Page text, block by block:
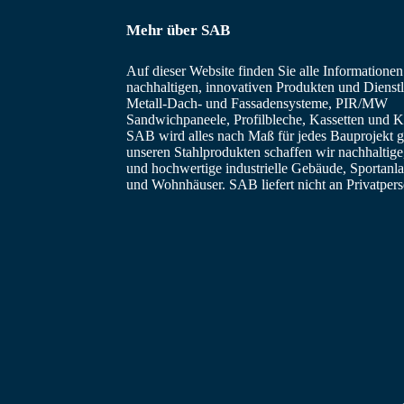
e
t
e
Mehr über SAB
Auf dieser Website finden Sie alle
nachhaltigen, innovativen Produkten und
Metall-Dach- und Fassadensysteme, PIR/MW
Sandwichpaneele, Profilbleche, Kassetten und
SAB wird alles nach Maß für jedes Bauprojekt
unseren Stahlprodukten schaffen wir
und hochwertige industrielle Gebäude,
und Wohnhäuser. SAB liefert nicht an